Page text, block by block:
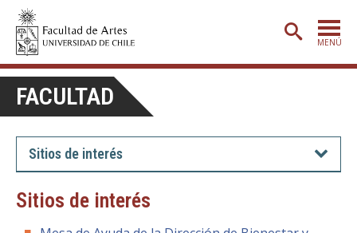
MENÚ
ADMISIÓN
CARRERAS
POSTGRADO
FACULTAD
Sitios de interés
Sitios de interés